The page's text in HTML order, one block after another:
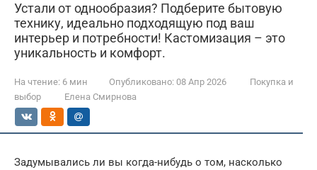
Устали от однообразия? Подберите бытовую
технику, идеально подходящую под ваш
интерьер и потребности! Кастомизация – это
уникальность и комфорт.
На чтение: 6 мин Опубликовано: 08 Апр 2026
Покупка и
выбор
Елена Смирнова
Задумывались ли вы когда-нибудь о том, насколько